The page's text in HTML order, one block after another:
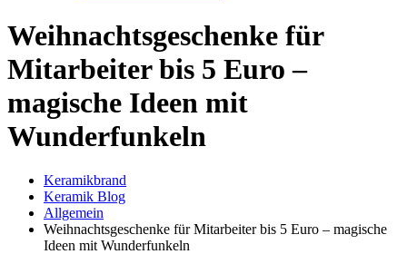
Weihnachtsgeschenke für
Mitarbeiter bis 5 Euro –
magische Ideen mit
Wunderfunkeln
Keramikbrand
Keramik Blog
Allgemein
Weihnachtsgeschenke für Mitarbeiter bis 5 Euro – magische
Ideen mit Wunderfunkeln